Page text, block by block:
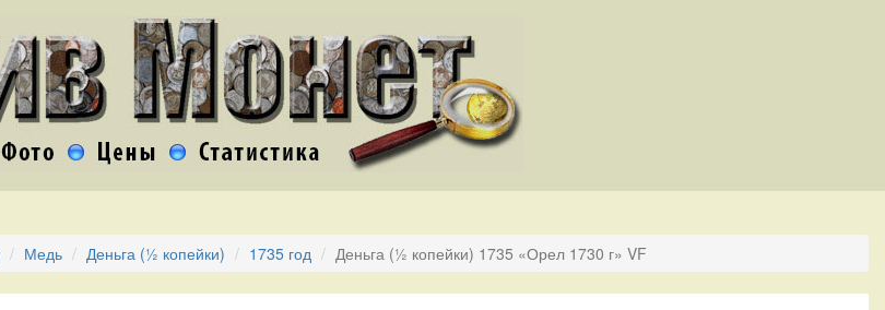
Медь Деньга (½ копейки) 1735 год Деньга (½ копейки) 1735 «Орел 1730 г» VF